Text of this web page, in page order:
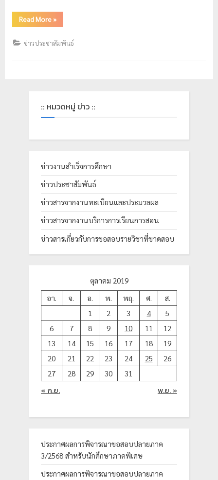
ท
า
ชี
ย
ง
ใ
Read More»
ข่าวประชาสัมพันธ์
:: หมวดหมู่ ข่าว ::
ข่าวงานสำเร็จการศึกษา
ข่าวประชาสัมพันธ์
ข่าวสารจากงานทะเบียนและประมวลผล
ข่าวสารจากงานบริการการเรียนการสอน
ข่าวสารเกี่ยวกับการขอสอบรายวิชาที่ขาดสอบ
ตุลาคม 2019
อา.
จ. อ. พ. พฤ. ศ.
ส.
1
2 3 4
5
6
7 8 9 10 11
12
13
14 15 16 17 18
19
20
21 22 23 24 25
26
27
28 29 30 31
« ก.ย. พ.ย. »
ประกาศผลการพิจารณาขอสอบปลายภาค
3/2568 สำหรับนักศึกษาภาคพิเศษ
ประกาศผลการพิจารณาขอสอบปลายภาค